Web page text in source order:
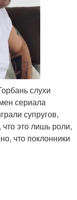
слухи
сериала
супругов,
что это лишь роли,
что поклонники